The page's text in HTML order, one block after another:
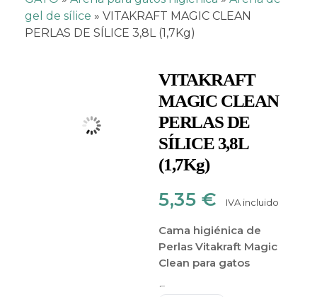
gel de sílice » VITAKRAFT MAGIC CLEAN
PERLAS DE SÍLICE 3,8L (1,7Kg)
VITAKRAFT
MAGIC CLEAN
PERLAS DE
SÍLICE 3,8L
(1,7Kg)
5,35 € IVA incluido
Cama higiénica de
Perlas Vitakraft Magic
Clean para gatos
Es una